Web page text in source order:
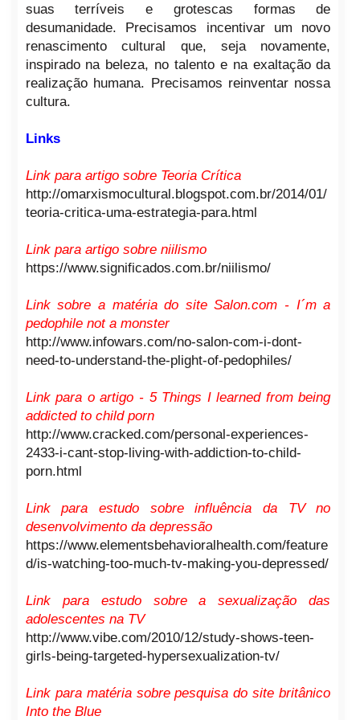
suas terríveis e grotescas formas de
desumanidade. Precisamos incentivar um novo
renascimento cultural que, seja novamente,
inspirado na beleza, no talento e na exaltação da
realização humana. Precisamos reinventar nossa
cultura.
Links
Link para artigo sobre Teoria Crítica
http://omarxismocultural.blogspot.com.br/2014/01/
teoria-critica-uma-estrategia-para.html
Link para artigo sobre niilismo
https://www.significados.com.br/niilismo/
Link sobre a matéria do site Salon.com - I´m a
pedophile not a monster
http://www.infowars.com/no-salon-com-i-dont-
need-to-understand-the-plight-of-pedophiles/
Link para o artigo - 5 Things I learned from being
addicted to child porn
http://www.cracked.com/personal-experiences-
2433-i-cant-stop-living-with-addiction-to-child-
porn.html
Link para estudo sobre influência da TV no
desenvolvimento da depressão
https://www.elementsbehavioralhealth.com/feature
d/is-watching-too-much-tv-making-you-depressed/
Link para estudo sobre a sexualização das
adolescentes na TV
http://www.vibe.com/2010/12/study-shows-teen-
girls-being-targeted-hypersexualization-tv/
Link para matéria sobre pesquisa do site britânico
Into the Blue